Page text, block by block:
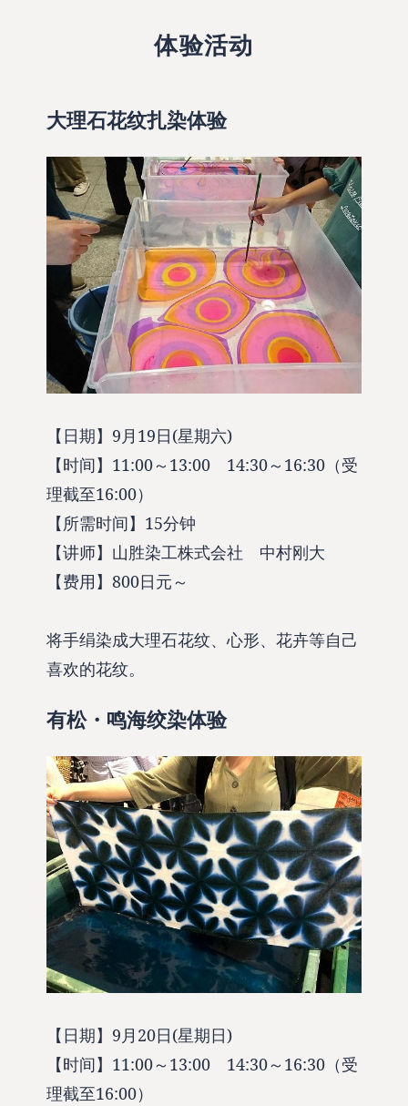
体验活动
大理石花纹扎染体验
【日期】9月19日(星期六)
【时间】11:00～13:00 14:30～16:30（受
理截至16:00）
【所需时间】15分钟
【讲师】山胜染工株式会社 中村刚大
【费用】800日元～
将手绢染成大理石花纹、心形、花卉等自己
喜欢的花纹。
有松・鸣海绞染体验
【日期】9月20日(星期日)
【时间】11:00～13:00 14:30～16:30（受
理截至16:00）